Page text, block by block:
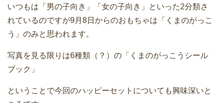
いつもは「男の子向き」「女の子向き」といった2分類さ
れているのですが9月8日からのおもちゃは「くまのがっこ
う」のみと思われます。
写真を見る限りは6種類（？）の「くまのがっこうシール
ブック」
ということで今回のハッピーセットについても興味深いと